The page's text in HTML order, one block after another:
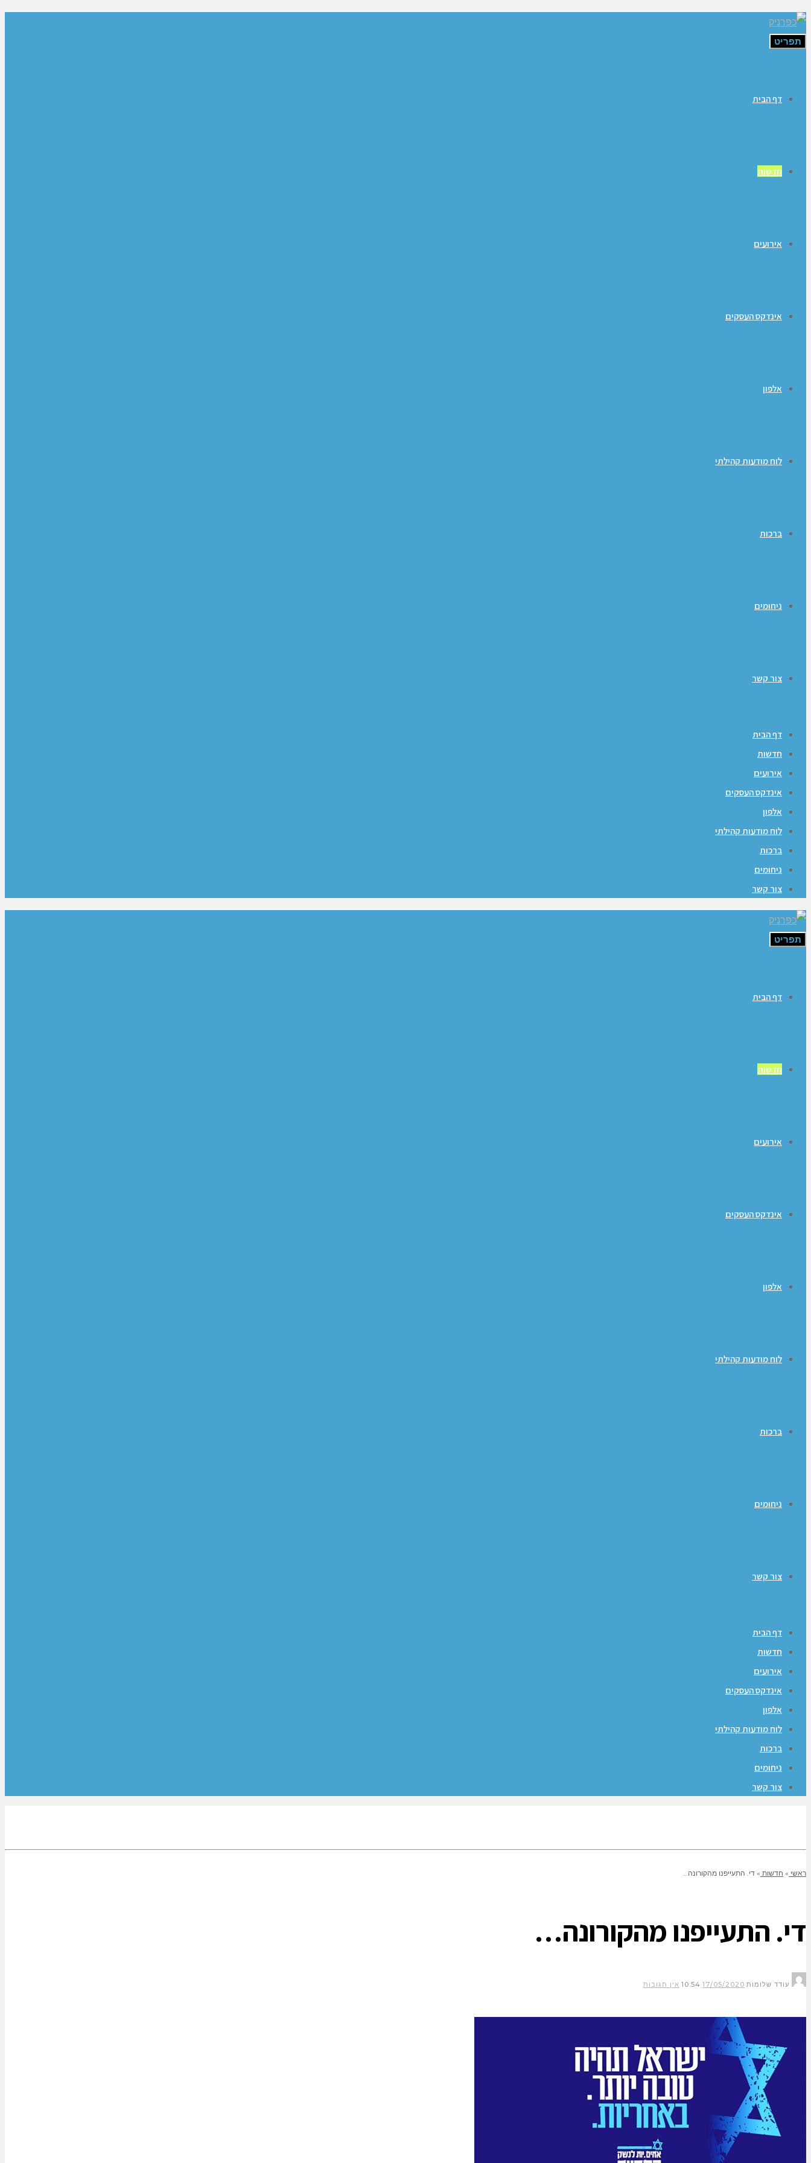
תפריט
דף הבית
חדשות
אירועים
אינדקס העסקים
אלפון
לוח מודעות קהילתי
ברכות
ניחומים
צור קשר
דף הבית
חדשות
אירועים
אינדקס העסקים
אלפון
לוח מודעות קהילתי
ברכות
ניחומים
צור קשר
תפריט
דף הבית
חדשות
אירועים
אינדקס העסקים
אלפון
לוח מודעות קהילתי
ברכות
ניחומים
צור קשר
דף הבית
חדשות
אירועים
אינדקס העסקים
אלפון
לוח מודעות קהילתי
ברכות
ניחומים
צור קשר
ראשי » חדשות » די. התעייפנו מהקורונה…
די. התעייפנו מהקורונה…
עודד שלומות 17/05/2020
10:54 אין תגובות